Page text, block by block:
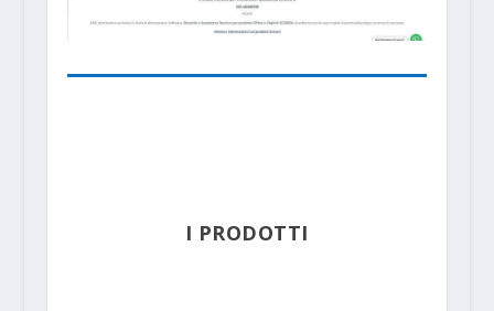
I PRODOTTI